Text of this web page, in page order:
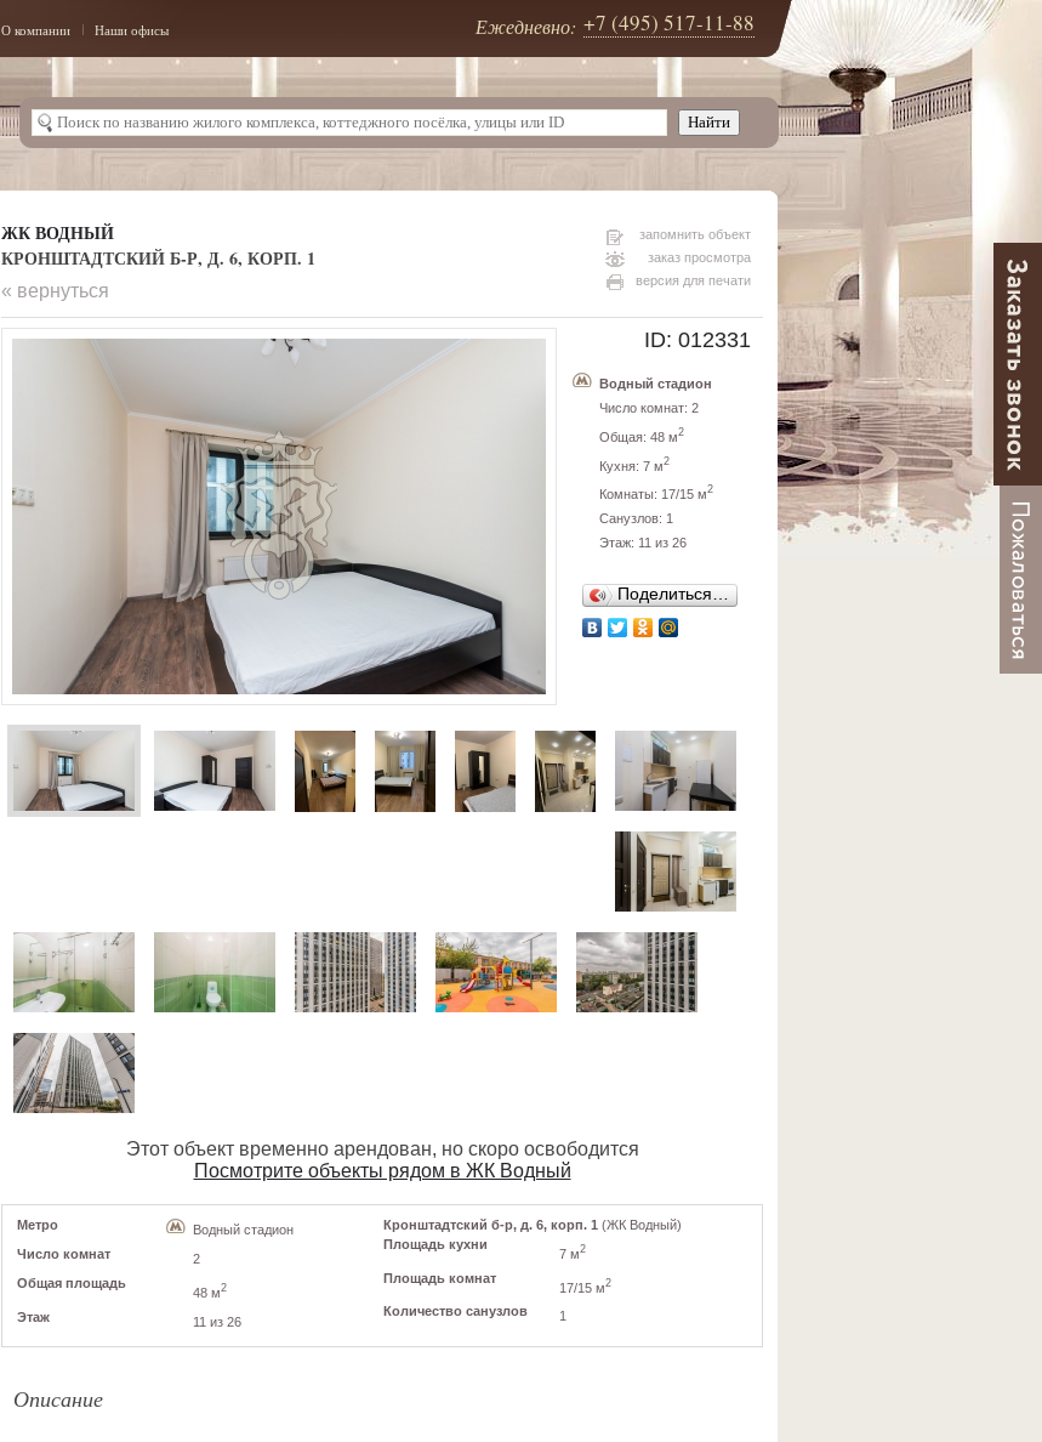
О компании Наши офисы Ежедневно: +7 (495) 517-11-88
ЖК ВОДНЫЙ
КРОНШТАДТСКИЙ Б-Р, Д. 6, КОРП. 1
запомнить объект
заказ просмотра
версия для печати
« вернуться
ID: 012331
Водный стадион
Число комнат: 2
Общая: 48 м2
Кухня: 7 м2
Комнаты: 17/15 м2
Санузлов: 1
Этаж: 11 из 26
Поделиться…
Этот объект временно арендован, но скоро освободится
Посмотрите объекты рядом в ЖК Водный
Метро
Водный стадион
Число комнат
2
Общая площадь
48 м2
Этаж 11 из 26
Кронштадтский б-р, д. 6, корп. 1 (ЖК Водный)
Площадь кухни
7 м2
Площадь комнат
17/15 м2
Количество санузлов 1
Описание